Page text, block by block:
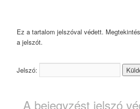
Ez a tartalom jelszóval védett.
a jelszót.
Jelszó:
A bejegyzést jelszó